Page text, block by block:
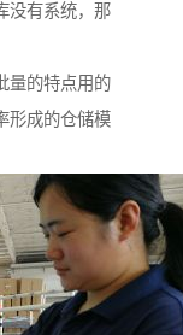
没有系统，那
量的特点用的
形成的仓储模